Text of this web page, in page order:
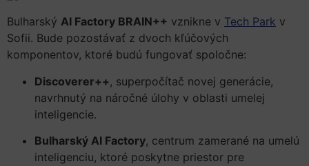
Bulharský AI Factory BRAIN++ vznikne v Tech Park v
Sofii. Bude pozostávať z dvoch kľúčových
komponentov, ktoré budú fungovať spoločne:
Discoverer++, superpočítač novej generácie,
navrhnutý na náročné úlohy v oblasti umelej
inteligencie.
Bulharský AI Factory, centrum zamerané na umelú
inteligenciu, ktoré poskytne priestor pre